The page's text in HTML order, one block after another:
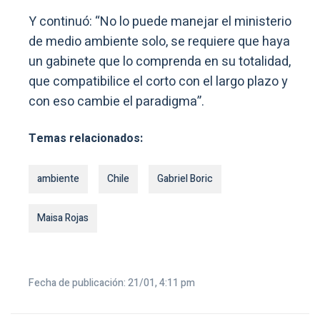
Y continuó: “No lo puede manejar el ministerio
de medio ambiente solo, se requiere que haya
un gabinete que lo comprenda en su totalidad,
que compatibilice el corto con el largo plazo y
con eso cambie el paradigma”.
Temas relacionados:
ambiente Chile Gabriel Boric
Maisa Rojas
Fecha de publicación: 21/01, 4:11 pm